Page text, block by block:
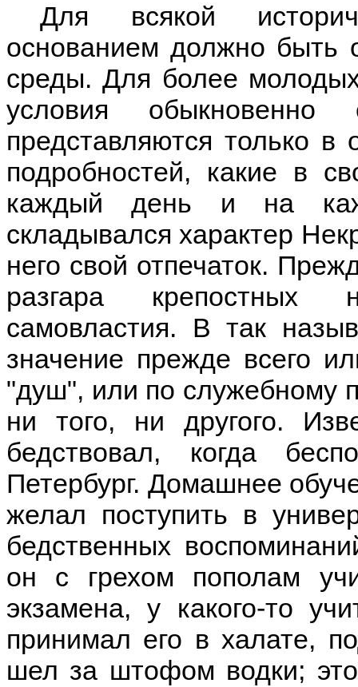
Для всякой
основанием должно быть
среды. Для более
условия
представляются только
подробностей, какие в
каждый день и на
складывался характер
него свой отпечаток.
разгара крепостных
самовластия. В так
значение прежде всего
"душ", или по служебному
ни того, ни другого.
бедствовал, когда
Петербург. Домашнее
желал поступить в
бедственных
он с грехом пополам
экзамена, у какого-то
принимал его в халате,
шел за штофом водки;